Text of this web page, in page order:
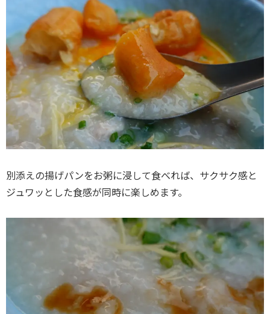
別添えの揚げパンをお粥に浸して食べれば、サクサク感と
ジュワッとした食感が同時に楽しめます。